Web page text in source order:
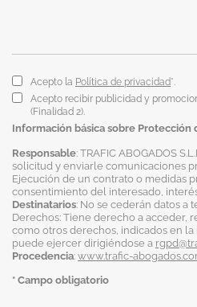
Acepto la Política de privacidad*.
Acepto recibir publicidad y
(Finalidad 2).
Información básica sobre Protección
Responsable: TRAFIC ABOGADOS
solicitud y enviarle comunicaciones
Ejecución de un contrato o medidas
consentimiento del interesado,
Destinatarios: No se cederán datos a
Derechos: Tiene derecho a acceder,
como otros derechos, indicados en
puede ejercer dirigiéndose a
Procedencia: www.trafic-
* Campo obligatorio